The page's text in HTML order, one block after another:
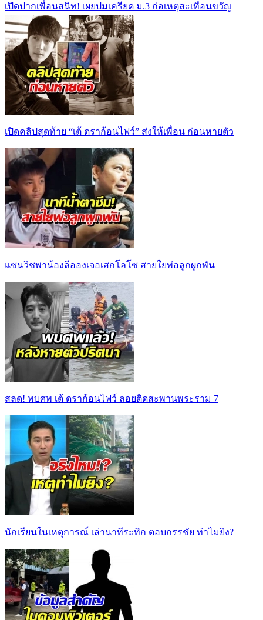
เปิดปากเพื่อนสนิท! เผยปมเครียด ม.3 ก่อเหตุสะเทือนขวัญ
เปิดคลิปสุดท้าย “เต้ ดราก้อนไฟว์” ส่งให้เพื่อน ก่อนหายตัว
แซนวิชพาน้องลีอองเจอเสกโลโซ สายใยพ่อลูกผูกพัน
สลด! พบศพ เต้ ดราก้อนไฟว์ ลอยติดสะพานพระราม 7
นักเรียนในเหตุการณ์ เล่านาทีระทึก ตอบกรรชัย ทำไมยิง?